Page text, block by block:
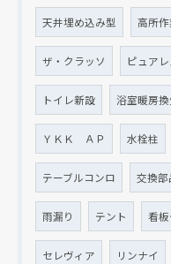
天井埋め込み型 高所作
ザ・クラッソ ピュア
トイレ新設 浴室暖房
ＹＫＫ ＡＰ 水栓柱
テーブルコンロ 交換部
雨漏り テント 看板
セレヴィア リンナイ